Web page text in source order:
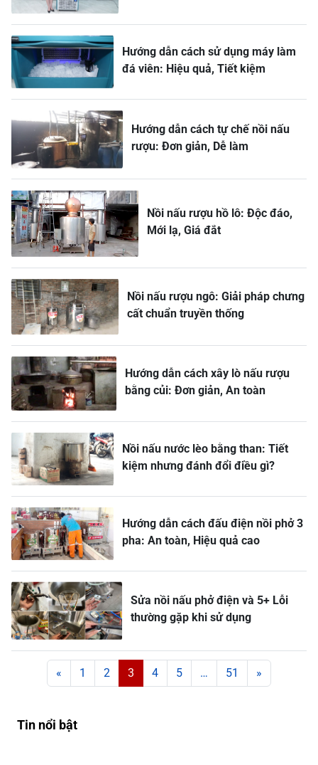
Hướng dẫn cách sử dụng máy làm
đá viên: Hiệu quả, Tiết kiệm
Hướng dẫn cách tự chế nồi nấu
rượu: Đơn giản, Dễ làm
Nồi nấu rượu hồ lô: Độc đáo,
Mới lạ, Giá đắt
Nồi nấu rượu ngô: Giải pháp chưng
cất chuẩn truyền thống
Hướng dẫn cách xây lò nấu rượu
bằng củi: Đơn giản, An toàn
Nồi nấu nước lèo bằng than: Tiết
kiệm nhưng đánh đổi điều gì?
Hướng dẫn cách đấu điện nồi phở 3
pha: An toàn, Hiệu quả cao
Sửa nồi nấu phở điện và 5+ Lỗi
thường gặp khi sử dụng
Posts navigation
« 1 2 3 4 5 … 51 »
Tin nổi bật